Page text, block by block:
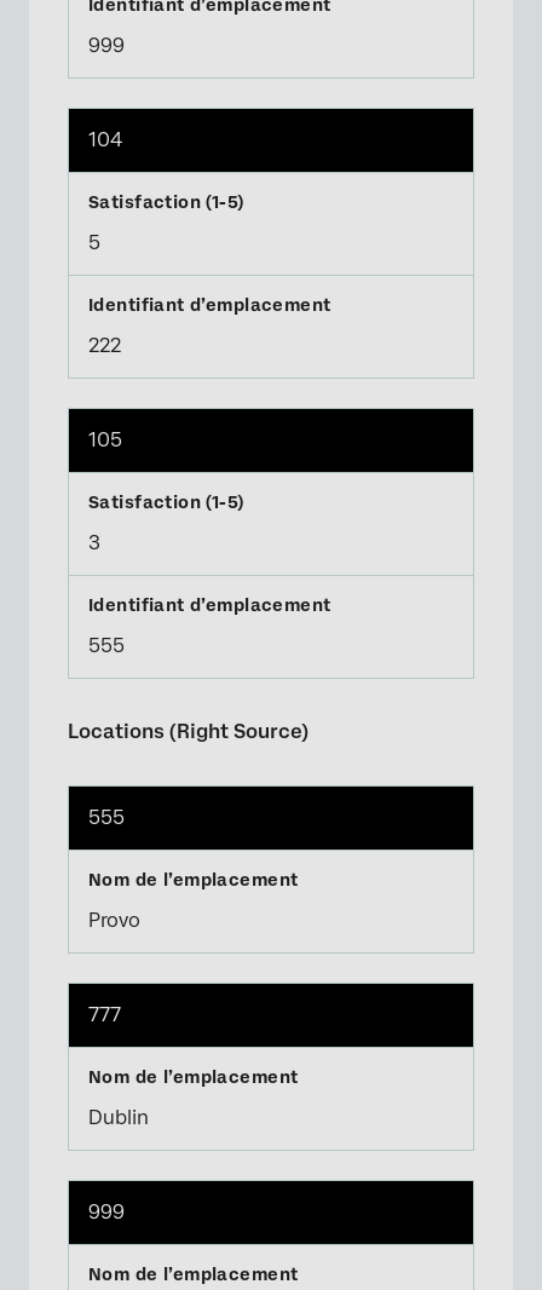
999
104
5
222
105
3
555
Locations (Right Source)
555
Provo
777
Dublin
999